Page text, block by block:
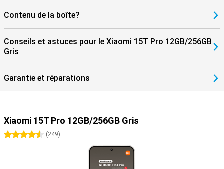
Contenu de la boîte?
Conseils et astuces pour le Xiaomi 15T Pro 12GB/256GB
Gris
Garantie et réparations
Xiaomi 15T Pro 12GB/256GB Gris
4.5 étoiles
(249)